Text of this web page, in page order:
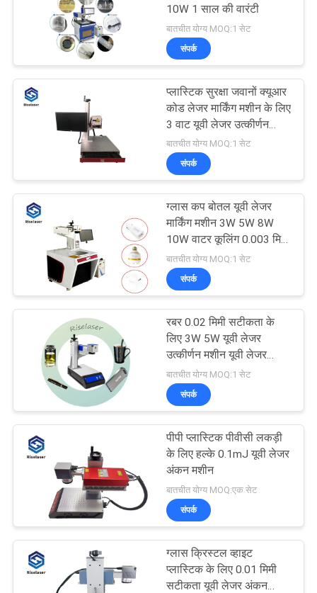
गुणवत्ता
नियंत्रण
संपर्क
करें
उद्धरण
विनती
РУССКИЙ
साइटमैप
PRIVACY
POLICY
10W 1 साल की वारंटी
बातचीत योग्य MOQ:1 सेट
संपर्क
प्लास्टिक सुरक्षा जवानों क्यूआर
कोड लेजर मार्किंग मशीन के लिए
3 वाट यूवी लेजर उत्कीर्णन
मशीन
बातचीत योग्य MOQ:1 सेट
संपर्क
ग्लास कप बोतल यूवी लेजर
मार्किंग मशीन 3W 5W 8W
10W वाटर कूलिंग 0.003 मिमी
सटीकता
बातचीत योग्य MOQ:1 सेट
संपर्क
रबर 0.02 मिमी सटीकता के
लिए 3W 5W यूवी लेजर
उत्कीर्णन मशीन यूवी लेजर
मार्कर
बातचीत योग्य MOQ:1 सेट
संपर्क
पीपी प्लास्टिक पीवीसी लकड़ी
के लिए हल्के 0.1mJ यूवी लेजर
अंकन मशीन
बातचीत योग्य MOQ:एक सेट
संपर्क
ग्लास क्रिस्टल व्हाइट
प्लास्टिक के लिए 0.01 मिमी
सटीकता यूवी लेजर अंकन